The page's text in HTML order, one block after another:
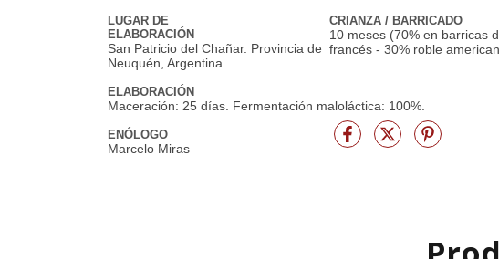
LUGAR DE
ELABORACIÓN
San Patricio del Chañar. Provincia de
Neuquén, Argentina.
CRIANZA / BARRICADO
10 meses (70% en barricas
francés - 30% roble
ELABORACIÓN
Maceración: 25 días. Fermentación maloláctica: 100%.
ENÓLOGO
Marcelo Miras